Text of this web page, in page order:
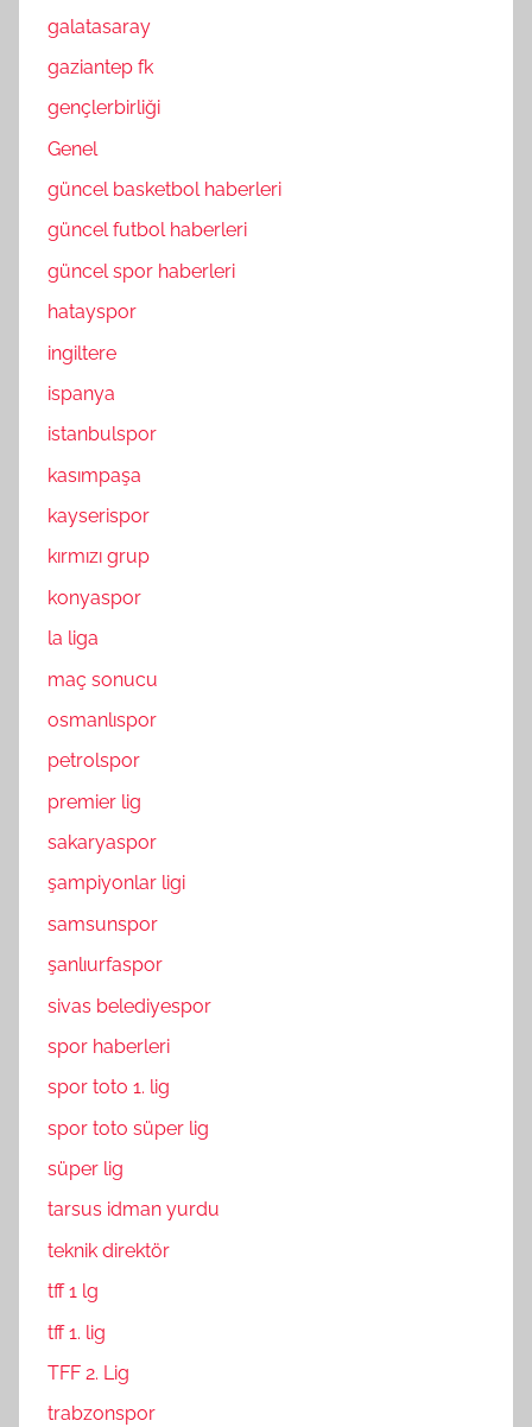
galatasaray
gaziantep fk
gençlerbirliği
Genel
güncel basketbol haberleri
güncel futbol haberleri
güncel spor haberleri
hatayspor
ingiltere
ispanya
istanbulspor
kasımpaşa
kayserispor
kırmızı grup
konyaspor
la liga
maç sonucu
osmanlıspor
petrolspor
premier lig
sakaryaspor
şampiyonlar ligi
samsunspor
şanlıurfaspor
sivas belediyespor
spor haberleri
spor toto 1. lig
spor toto süper lig
süper lig
tarsus idman yurdu
teknik direktör
tff 1 lg
tff 1. lig
TFF 2. Lig
trabzonspor